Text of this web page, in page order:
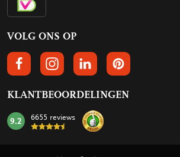
VOLG ONS OP
VOLGS ONS OP FACEBOOK
VOLG ONS OP INSTAGRAM
VOLG ONS OPVOLG ONS OP
KLANTBEOORDELINGEN
mark:
9.2 6655 reviews